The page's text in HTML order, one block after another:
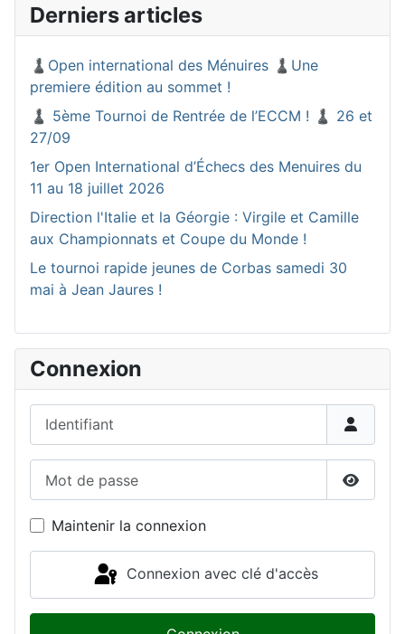
Derniers articles
♟️Open international des Ménuires ♟️Une
premiere édition au sommet !
♟️ 5ème Tournoi de Rentrée de l’ECCM ! ♟️ 26 et
27/09
1er Open International d’Échecs des Menuires du
11 au 18 juillet 2026
Direction l'Italie et la Géorgie : Virgile et Camille
aux Championnats et Coupe du Monde !
Le tournoi rapide jeunes de Corbas samedi 30
mai à Jean Jaures !
Connexion
Maintenir la connexion
Connexion avec clé d'accès